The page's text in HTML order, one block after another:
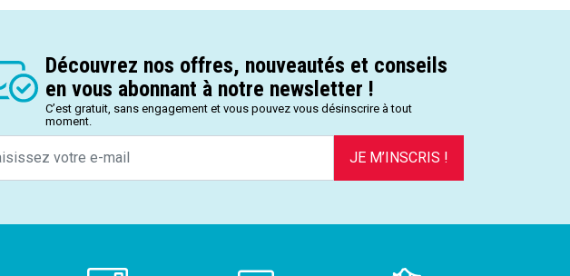
Découvrez nos offres, nouveautés et conseils
en vous abonnant à notre newsletter !
C’est gratuit, sans engagement et vous pouvez vous désinscrire à tout
moment.
JE M’INSCRIS !